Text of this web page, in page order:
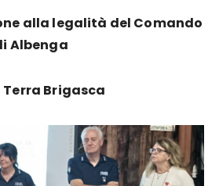
alla legalità del Comando
Albenga
Brigasca